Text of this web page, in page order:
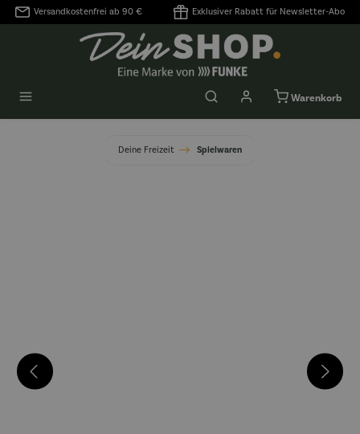
springen
Versandkostenfrei ab 90 € Exklusiver Rabatt für Newsletter-Abo
Warenkorb
Deine Freizeit Spielwaren